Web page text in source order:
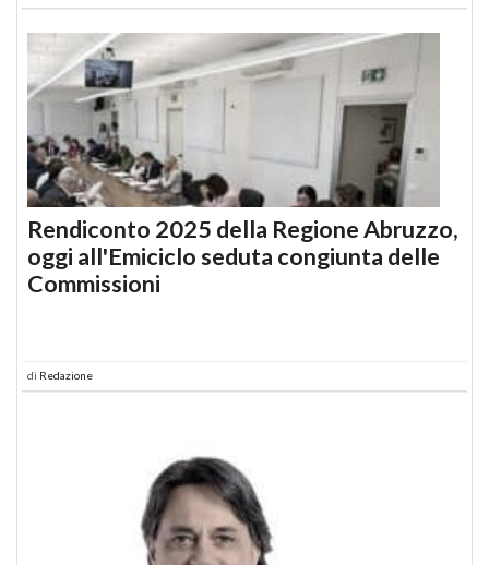
Rendiconto 2025 della Regione Abruzzo,
oggi all'Emiciclo seduta congiunta delle
Commissioni
di Redazione